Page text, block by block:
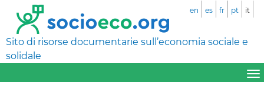
Sito di risorse documentarie sull’economia sociale e
solidale
en es fr pt it